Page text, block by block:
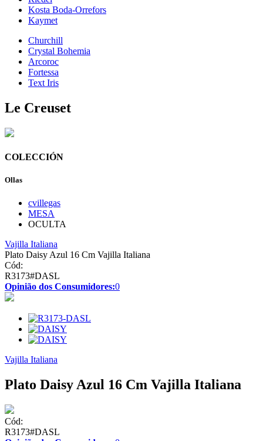
Kosta Boda-Orrefors
Kaymet
Churchill
Crystal Bohemia
Arcoroc
Fortessa
Text Iris
Le Creuset
COLECCIÓN
Ollas
cvillegas
MESA
OCULTA
Vajilla Italiana
Plato Daisy Azul 16 Cm Vajilla Italiana
Cód:
R3173#DASL
Opinião dos Consumidores:0
Vajilla Italiana
Plato Daisy Azul 16 Cm Vajilla Italiana
Cód:
R3173#DASL